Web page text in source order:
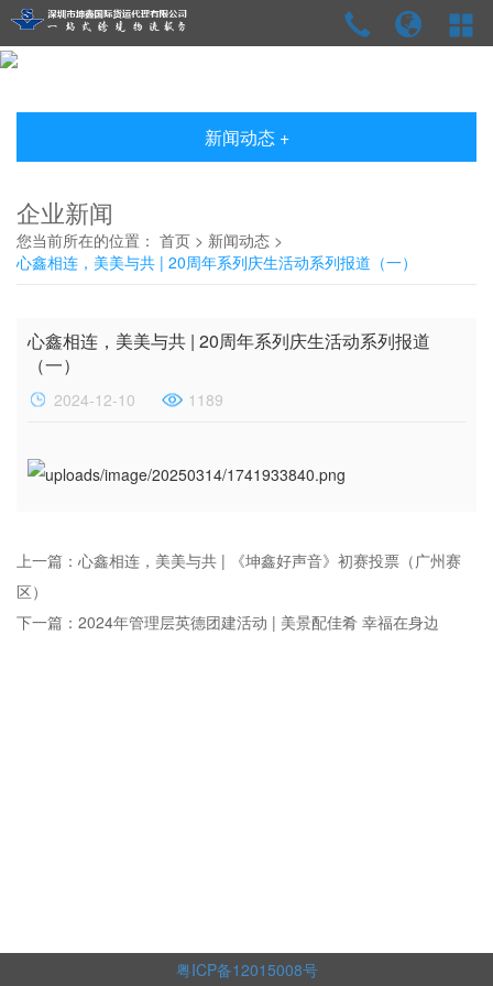
新闻动态 +
企业新闻
您当前所在的位置： 首页 > 新闻动态 >
心鑫相连，美美与共 | 20周年系列庆生活动系列报道（一）
心鑫相连，美美与共 | 20周年系列庆生活动系列报道
（一）
2024-12-10 1189
上一篇：心鑫相连，美美与共 | 《坤鑫好声音》初赛投票（广州赛
区）
下一篇：2024年管理层英德团建活动 | 美景配佳肴 幸福在身边
粤ICP备12015008号